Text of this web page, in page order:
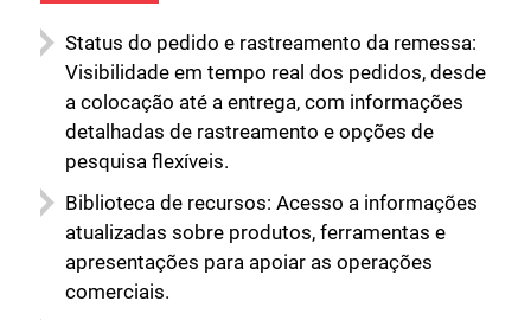
Status do pedido e rastreamento da remessa:
Visibilidade em tempo real dos pedidos, desde
a colocação até a entrega, com informações
detalhadas de rastreamento e opções de
pesquisa flexíveis.
Biblioteca de recursos: Acesso a informações
atualizadas sobre produtos, ferramentas e
apresentações para apoiar as operações
comerciais.